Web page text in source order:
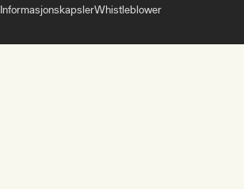
InformasjonskapslerWhistleblower